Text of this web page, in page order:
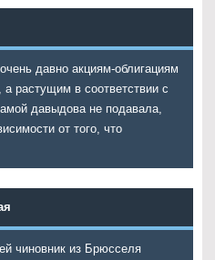
давно акциям-облигациям
растущим в соответствии с
давыдова не подавала,
от того, что
чиновник из Брюсселя